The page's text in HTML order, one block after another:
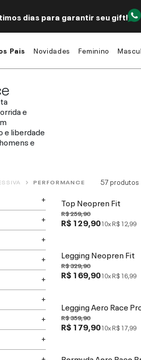
dias para garantir seu gift!
Pais Novidades Feminino
e
e liberdade
e
PERFORMANCE 57 produtos
Top Neopren Fit
R$ 259,90
R$ 129,9010xR$ 12,99
Legging Neopren Fit
R$ 329,90
R$ 169,9010xR$ 16,99
Legging Aero Race
R$ 359,90
R$ 179,9010xR$ 17,99